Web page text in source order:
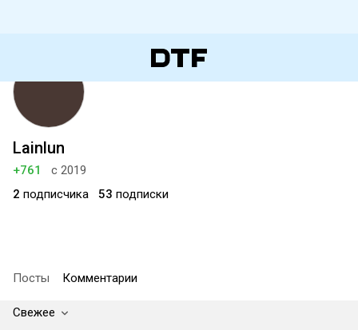
Lainlun
+761
с 2019
2 подписчика 53 подписки
Посты Комментарии
Свежее